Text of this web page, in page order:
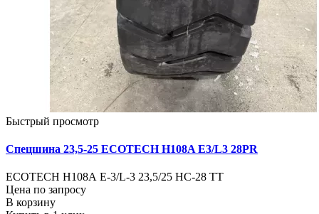
Быстрый просмотр
Спецшина 23,5-25 ECOTECH H108A E3/L3 28PR
ECOTECH Н108А E-3/L-3 23,5/25 НС-28 TT
Цена по запросу
В корзину